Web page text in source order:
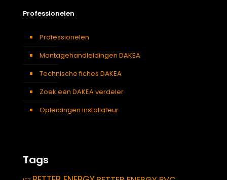
Professionelen
Professionelen
Montagehandleidingen DAKEA
Technische fiches DAKEA
Zoek een DAKEA verdeler
Opleidingen installateur
Tags